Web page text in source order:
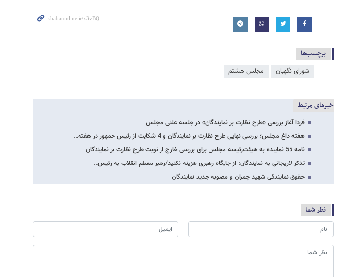
برچسب‌ها
شورای نگهبان مجلس هشتم
خبرهای مرتبط
فردا آغاز بررسی «طرح نظارت بر نمایندگان» در جلسه علنی مجلس
هفته داغ مجلس؛ بررسی نهایی طرح نظارت بر نمایندگان و 4 شکایت از رئیس جمهور در هفته…
نامه‌‌ ‌55 نماینده به هیئت‌رئیسه مجلس برای بررسی خارج از نوبت طرح نظارت بر نمایندگان
تذکر لاریجانی به نمایندگان: از جایگاه رهبری هزینه نکنید/رهبر معظم انقلاب به رئیس…
حقوق نمایندگی شهید چمران و مصوبه جدید نمایندگان
نظر شما